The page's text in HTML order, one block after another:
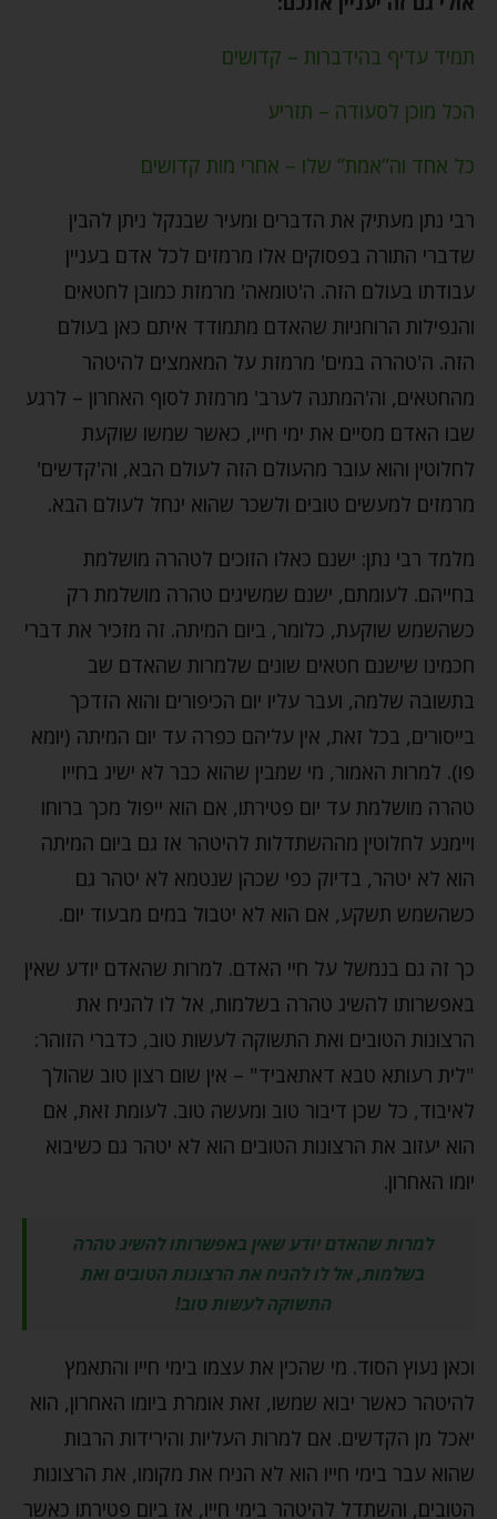
תמיד עדיף בהידברות – קדושים
הכל מוכן לסעודה – תזריע
כל אחד וה”אמת” שלו – אחרי מות קדושים
רבי נתן מעתיק את הדברים ומעיר שבנקל ניתן להבין
שדברי התורה בפסוקים אלו מרמזים לכל אדם בעניין
עבודתו בעולם הזה. ה'טומאה' מרמזת כמובן לחטאים
והנפילות הרוחניות שהאדם מתמודד איתם כאן בעולם
הזה. ה'טהרה במים' מרמזת על המאמצים להיטהר
מהחטאים, וה'המתנה לערב' מרמזת לסוף האחרון – לרגע
שבו האדם מסיים את ימי חייו, כאשר שמשו שוקעת
לחלוטין והוא עובר מהעולם הזה לעולם הבא, וה'קדשים'
מרמזים למעשים טובים ולשכר שהוא ינחל לעולם הבא.
מלמד רבי נתן: ישנם כאלו הזוכים לטהרה מושלמת
בחייהם. לעומתם, ישנם שמשיגים טהרה מושלמת רק
כשהשמש שוקעת, כלומר, ביום המיתה. זה מזכיר את דברי
חכמינו שישנם חטאים שונים שלמרות שהאדם שב
בתשובה שלמה, ועבר עליו יום הכיפורים והוא הזדכך
בייסורים, בכל זאת, אין עליהם כפרה עד יום המיתה (יומא
פו). למרות האמור, מי שמבין שהוא כבר לא ישיג בחייו
טהרה מושלמת עד יום פטירתו, אם הוא ייפול מכך ברוחו
ויימנע לחלוטין מההשתדלות להיטהר אז גם ביום המיתה
הוא לא יטהר, בדיוק כפי שכהן שנטמא לא יטהר גם
כשהשמש תשקע, אם הוא לא יטבול במים מבעוד יום.
כך זה גם בנמשל על חיי האדם. למרות שהאדם יודע שאין
באפשרותו להשיג טהרה בשלמות, אל לו להניח את
הרצונות הטובים ואת התשוקה לעשות טוב, כדברי הזוהר:
"לית רעותא טבא דאתאביד" – אין שום רצון טוב שהולך
לאיבוד, כל שכן דיבור טוב ומעשה טוב. לעומת זאת, אם
הוא יעזוב את הרצונות הטובים הוא לא יטהר גם כשיבוא
יומו האחרון.
למרות שהאדם יודע שאין באפשרותו להשיג טהרה
בשלמות, אל לו להניח את הרצונות הטובים ואת
התשוקה לעשות טוב!
וכאן נעוץ הסוד. מי שהכין את עצמו בימי חייו והתאמץ
להיטהר כאשר יבוא שמשו, זאת אומרת ביומו האחרון, הוא
יאכל מן הקדשים. אם למרות העליות והירידות הרבות
שהוא עבר בימי חייו הוא לא הניח את מקומו, את הרצונות
הטובים, והשתדל להיטהר בימי חייו, אז ביום פטירתו כאשר